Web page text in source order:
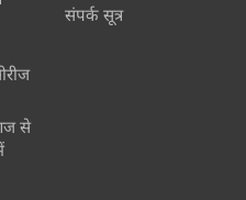
से
संपर्क सूत्र